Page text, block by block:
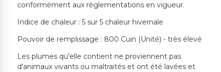
conformément aux réglementations en vigueur.
Indice de chaleur : 5 sur 5 chaleur hivernale
Pouvoir de remplissage : 800 Cuin (Unité) - très élevé
Les plumes qu'elle contient ne proviennent pas
d'animaux vivants ou maltraités et ont été lavées et